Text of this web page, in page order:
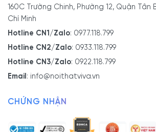
160C Trường Chinh, Phường 12, Quận Tân
Chí Minh
Hotline CN1/Zalo: 0977.118.799
Hotline CN2/Zalo: 0933.118.799
Hotline CN3/Zalo: 0922.118.799
Email : info@noithatviva.vn
CHỨNG NHẬN